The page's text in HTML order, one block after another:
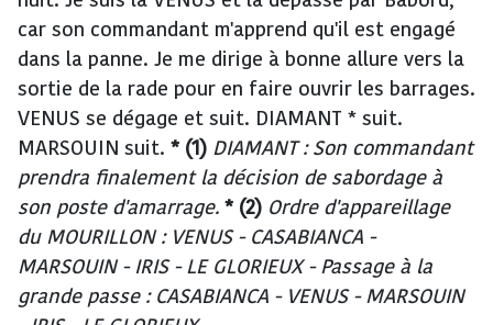
car son commandant m'apprend qu'il est engagé
dans la panne. Je me dirige à bonne allure vers la
sortie de la rade pour en faire ouvrir les barrages.
VENUS se dégage et suit. DIAMANT * suit.
MARSOUIN suit. * (1) DIAMANT : Son commandant
prendra finalement la décision de sabordage à
son poste d'amarrage.* (2) Ordre d'appareillage
du MOURILLON : VENUS - CASABIANCA -
MARSOUIN - IRIS - LE GLORIEUX - Passage à la
grande passe : CASABIANCA - VENUS - MARSOUIN